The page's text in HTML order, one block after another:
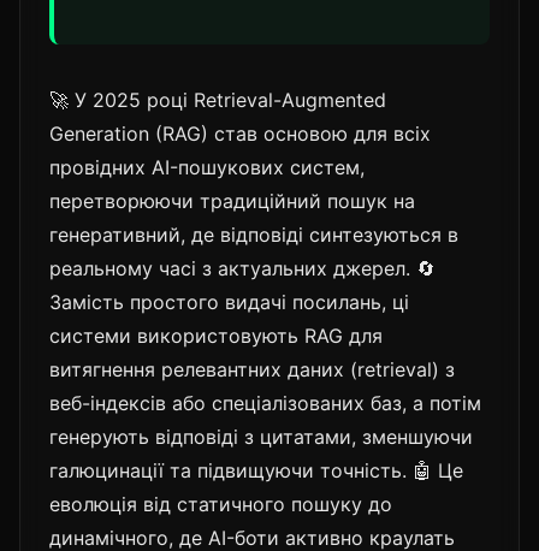
🚀 У 2025 році Retrieval-Augmented
Generation (RAG) став основою для всіх
провідних AI-пошукових систем,
перетворюючи традиційний пошук на
генеративний, де відповіді синтезуються в
реальному часі з актуальних джерел. 🔄
Замість простого видачі посилань, ці
системи використовують RAG для
витягнення релевантних даних (retrieval) з
веб-індексів або спеціалізованих баз, а потім
генерують відповіді з цитатами, зменшуючи
галюцинації та підвищуючи точність. 🤖 Це
еволюція від статичного пошуку до
динамічного, де AI-боти активно краулать